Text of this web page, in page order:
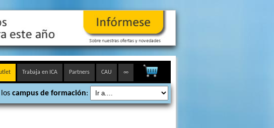
Trabaja en ICA Partners CAU ∞
campus de formación: